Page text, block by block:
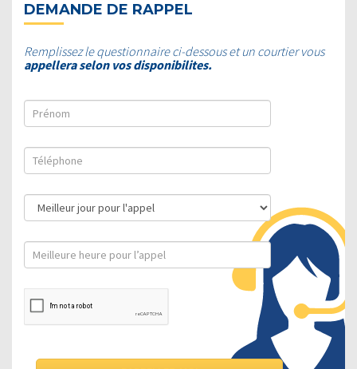
DEMANDE DE RAPPEL
Remplissez le questionnaire ci-dessous et un courtier vous
appellera selon vos disponibilites.